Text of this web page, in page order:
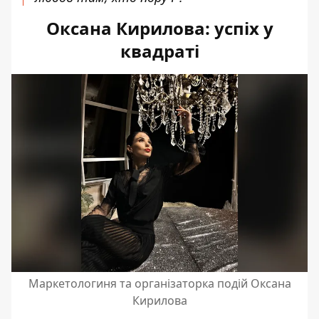
Оксана Кирилова: успіх у
квадраті
Маркетологиня та організаторка подій Оксана
Кирилова